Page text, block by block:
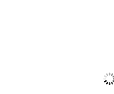
Wind Gust: